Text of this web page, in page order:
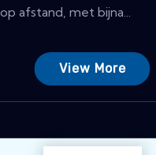
afstand, met bijna...
View More